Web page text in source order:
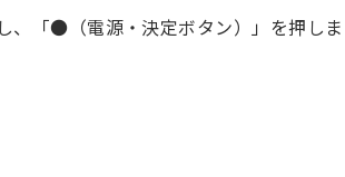
、「●（電源・決定ボタン）」を押し